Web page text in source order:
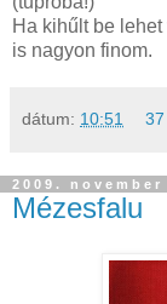
Ha kihűlt be
is nagyon finom.
dátum: 10:51
2009.
Mézesfalu